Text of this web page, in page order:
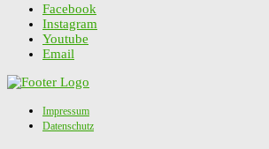
Facebook
Instagram
Youtube
Email
Impressum
Datenschutz